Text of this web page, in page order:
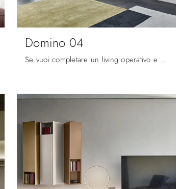
Domino 04
Se vuoi completare un living operativo e pratico dalle linee moderne, ti offriamo la parete attrezzata Domino 04 Sangiacomo.